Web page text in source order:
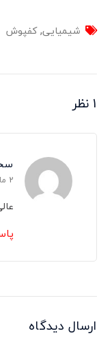
شیمیایی,کفپوش
1 نظر
2 مارس, 2019
ارسال دیدگاه